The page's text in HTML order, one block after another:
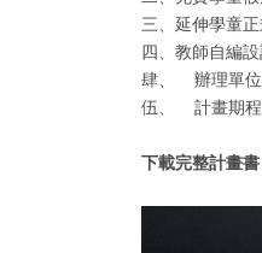
三、延伸學童正
四、教師自編
肆、 辦理單位
伍、 計畫期程
下載完整計畫書